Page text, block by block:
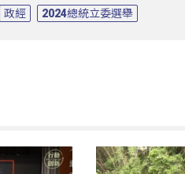
政經 2024總統立委選舉